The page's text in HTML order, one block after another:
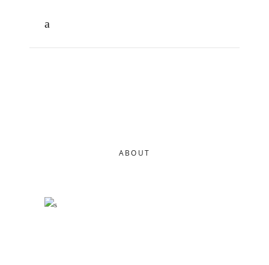
ABOUT